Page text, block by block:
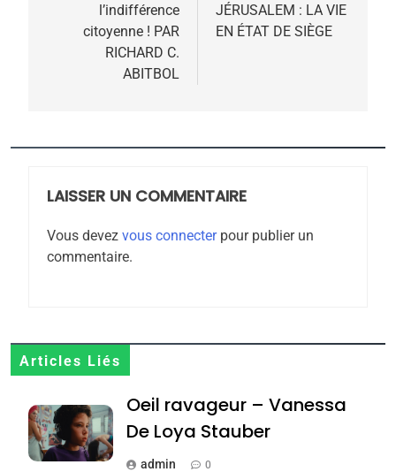
l’article
l’indifférence
citoyenne ! PAR
RICHARD C.
ABITBOL
JÉRUSALEM : LA VIE
EN ÉTAT DE SIÈGE
LAISSER UN COMMENTAIRE
Vous devez vous connecterpour publier un
commentaire.
Articles Liés
Oeil ravageur – Vanessa
De Loya Stauber
admin 0
2025, l’année la plus
meurtrière selon le
rapport d’ADL contre
FRANCE
FIÈRE, DIGNE ET RÉSILIENTE :
MA JUDAÏTE par Thérèse
ISRAÉL JUDAISME
7
8
Tafraout, le miel de Tadla
Azilal consacrés produits
du terroir
DAFINA MAROC